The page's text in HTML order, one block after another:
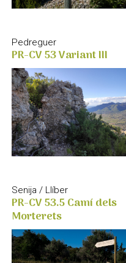
Pedreguer
PR-CV 53 Variant III
Senija / Llíber
PR-CV 53.5 Camí dels
Morterets